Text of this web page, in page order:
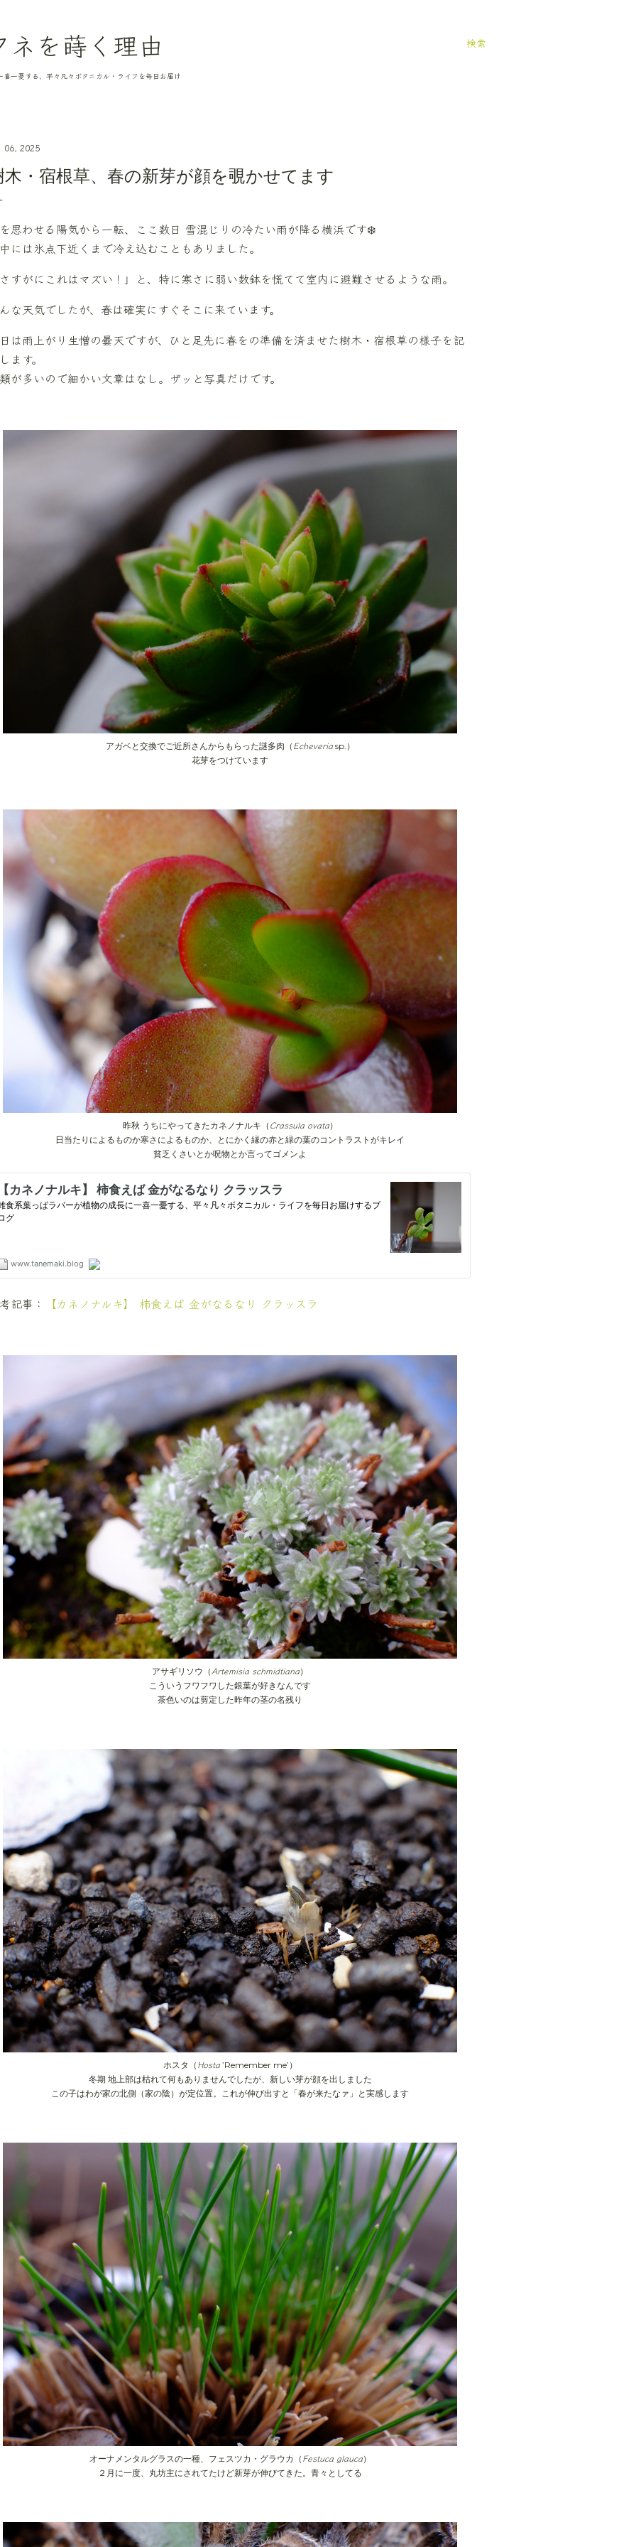
検索
を蒔く理由
一憂する、平々凡々ボタニカル・ライフを毎日お届け
06, 2025
木・宿根草、春の新芽が顔を覗かせてます
思わせる陽気から一転、ここ数日 雪混じりの冷たい雨が降る横浜です❄️
には氷点下近くまで冷え込むこともありました。
すがにこれはマズい！」と、特に寒さに弱い数鉢を慌てて室内に避難させるような雨。
な天気でしたが、春は確実にすぐそこに来ています。
は雨上がり生憎の曇天ですが、ひと足先に春をの準備を済ませた樹木・宿根草の様子を記
ます。
が多いので細かい文章はなし。ザッと写真だけです。
アガベと交換でご近所さんからもらった謎多肉（ Echeveriasp.）
花芽をつけています
昨秋 うちにやってきたカネノナルキ（ Crassula ovata）
日当たりによるものか寒さによるものか、とにかく縁の赤と緑の葉のコントラストがキレイ
貧乏くさいとか呪物とか言ってゴメンよ
記事： 【カネノナルキ】 柿食えば 金がなるなり クラッスラ
アサギリソウ（ Artemisia schmidtiana）
こういうフワフワした銀葉が好きなんです
茶色いのは剪定した昨年の茎の名残り
ホスタ（ Hosta’Remember me’）
冬期 地上部は枯れて何もありませんでしたが、新しい芽が顔を出しました
この子はわが家の北側（家の陰）が定位置。これが伸び出すと「春が来たなァ」と実感します
オーナメンタルグラスの一種、フェスツカ・グラウカ（ Festuca glauca）
２月に一度、丸坊主にされてたけど新芽が伸びてきた。青々としてる